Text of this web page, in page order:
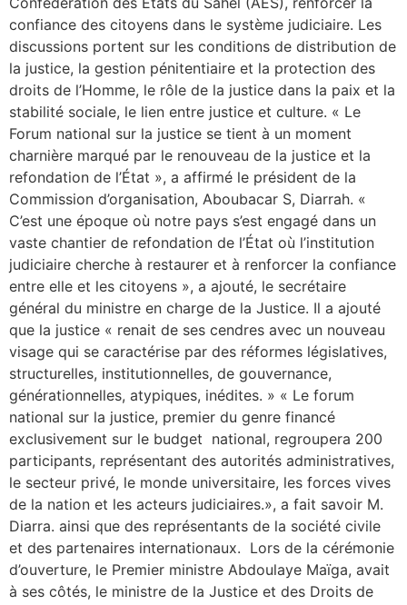
confiance des citoyens dans le système judiciaire. Les
discussions portent sur les conditions de distribution de
la justice, la gestion pénitentiaire et la protection des
droits de l’Homme, le rôle de la justice dans la paix et la
stabilité sociale, le lien entre justice et culture. « Le
Forum national sur la justice se tient à un moment
charnière marqué par le renouveau de la justice et la
refondation de l’État », a affirmé le président de la
Commission d’organisation, Aboubacar S, Diarrah. «
C’est une époque où notre pays s’est engagé dans un
vaste chantier de refondation de l’État où l’institution
judiciaire cherche à restaurer et à renforcer la confiance
entre elle et les citoyens », a ajouté, le secrétaire
général du ministre en charge de la Justice. Il a ajouté
que la justice « renait de ses cendres avec un nouveau
visage qui se caractérise par des réformes législatives,
structurelles, institutionnelles, de gouvernance,
générationnelles, atypiques, inédites. » « Le forum
national sur la justice, premier du genre financé
exclusivement sur le budget national, regroupera 200
participants, représentant des autorités administratives,
le secteur privé, le monde universitaire, les forces vives
de la nation et les acteurs judiciaires.», a fait savoir M.
Diarra. ainsi que des représentants de la société civile
et des partenaires internationaux. Lors de la cérémonie
d’ouverture, le Premier ministre Abdoulaye Maïga, avait
à ses côtés, le ministre de la Justice et des Droits de